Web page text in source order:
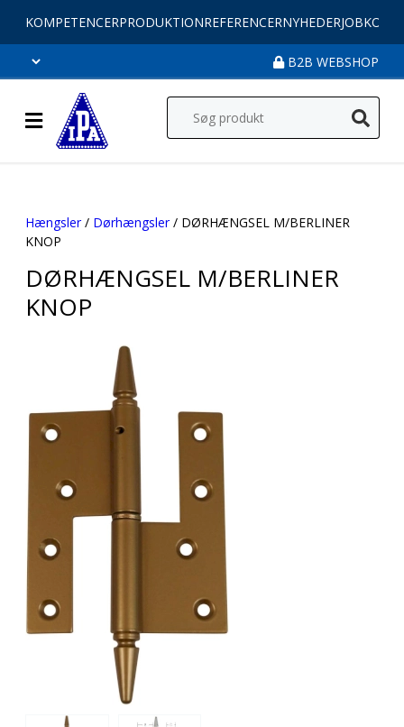
KOMPETENCERPRODUKTIONREFERENCERNYHEDERJOB
B2B WEBSHOP
Hængsler/ Dørhængsler/ DØRHÆNGSEL M/BERLINER
KNOP
DØRHÆNGSEL M/BERLINER
KNOP